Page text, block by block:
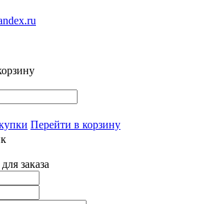
Перейти в корзину
заказа